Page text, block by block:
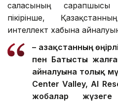
саласының сарапшысы
пікірінше,
интеллект хабына
– Қазақстанның
пен Батысты
айналуына толық
Center Valley, AI
жобалар